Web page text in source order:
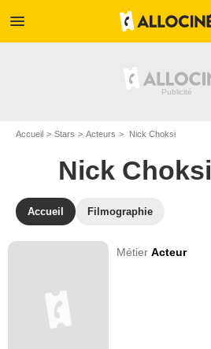
menu
Accueil Stars Acteurs Nick Choksi
Nick Choksi
Accueil Filmographie
MétierActeur